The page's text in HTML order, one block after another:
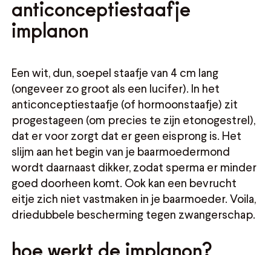
anticonceptiestaafje
implanon
Een wit, dun, soepel staafje van 4 cm lang
(ongeveer zo groot als een lucifer). In het
anticonceptiestaafje (of hormoonstaafje) zit
progestageen (om precies te zijn etonogestrel),
dat er voor zorgt dat er geen eisprong is. Het
slijm aan het begin van je baarmoedermond
wordt daarnaast dikker, zodat sperma er minder
goed doorheen komt. Ook kan een bevrucht
eitje zich niet vastmaken in je baarmoeder. Voila,
driedubbele bescherming tegen zwangerschap.
hoe werkt de implanon?